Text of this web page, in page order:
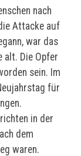
nach
Attacke auf
war das
alt. Die Opfer
sein. Im
für
in der
dem
waren.